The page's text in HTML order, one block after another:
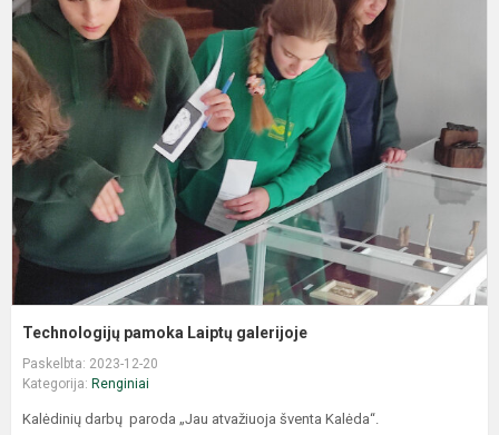
Technologijų pamoka Laiptų galerijoje
Paskelbta: 2023-12-20
Kategorija: Renginiai
Kalėdinių darbų paroda „Jau atvažiuoja šventa Kalėda“.